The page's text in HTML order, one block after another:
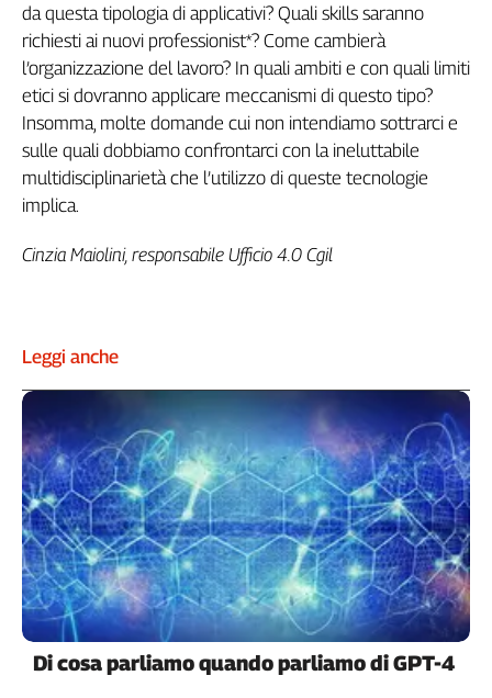
da questa tipologia di applicativi? Quali skills saranno
richiesti ai nuovi professionist*? Come cambierà
l’organizzazione del lavoro? In quali ambiti e con quali limiti
etici si dovranno applicare meccanismi di questo tipo?
Insomma, molte domande cui non intendiamo sottrarci e
sulle quali dobbiamo confrontarci con la ineluttabile
multidisciplinarietà che l’utilizzo di queste tecnologie
implica.
Cinzia Maiolini, responsabile Ufficio 4.0 Cgil
Leggi anche
Di cosa parliamo quando parliamo di GPT-4